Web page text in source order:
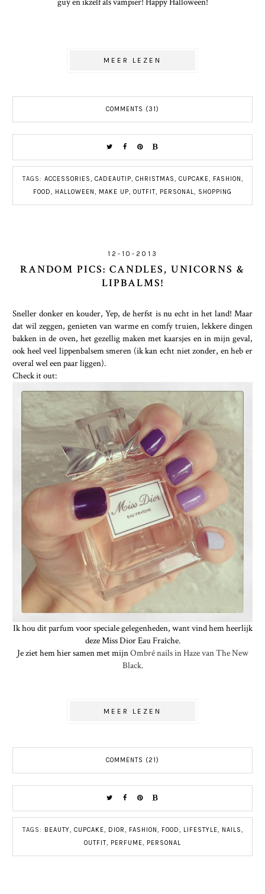
MEER LEZEN
COMMENTS (31)
TAGS: ACCESSORIES, CADEAUTIP, CHRISTMAS, CUPCAKE, FASHION,
FOOD, HALLOWEEN, MAKE UP, OUTFIT, PERSONAL, SHOPPING
12-10-2013
RANDOM PICS: CANDLES, UNICORNS &
LIPBALMS!
Sneller donker en kouder, Yep, de herfst is nu echt in het land! Maar
dat wil zeggen, genieten van warme en comfy truien, lekkere dingen
bakken in de oven, het gezellig maken met kaarsjes en in mijn geval,
ook heel veel lippenbalsem smeren (ik kan echt niet zonder, en heb er
overal wel een paar liggen).
Check it out:
Ik hou dit parfum voor speciale gelegenheden, want vind hem heerlijk
deze Miss Dior Eau Fraîche.
Je ziet hem hier samen met mijnOmbré nails in Haze van The New
Black.
MEER LEZEN
COMMENTS (21)
TAGS: BEAUTY, CUPCAKE, DIOR, FASHION, FOOD, LIFESTYLE, NAILS,
OUTFIT, PERFUME, PERSONAL